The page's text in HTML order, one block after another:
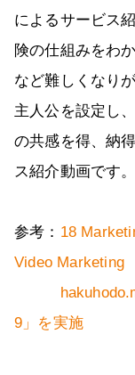
によるサービス
険の仕組みをわ
など難しくなり
主人公を設定し
の共感を得、納
ス紹介動画です。
参考： 18
Video Marketing
9」を実施